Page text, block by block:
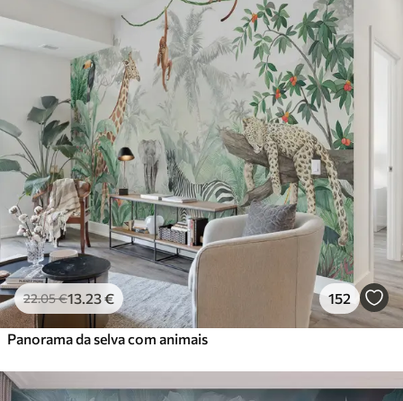
22.05€13 .23€ 152
Panorama da selva com animais